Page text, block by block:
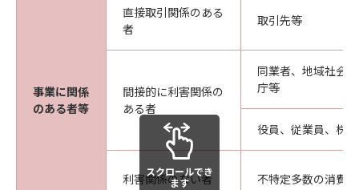
事業に関係
のある者等
直接取引関係のある
者
取引先等
間接的に利害関係の
ある者
同業者、地域社会
庁等
役員、従業員、株
利害関係のない者 不特定多数の消費者
スクロールでき
ます